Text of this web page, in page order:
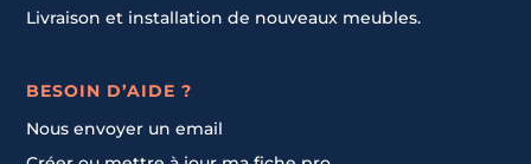
Livraison et installation de nouveaux meubles.
BESOIN D’AIDE ?
Nous envoyer un email